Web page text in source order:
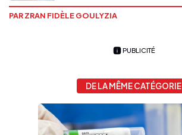
PAR ZRAN FIDÈLE GOULYZIA
PUBLICITÉ
DE LA MÊME CATÉGORIE